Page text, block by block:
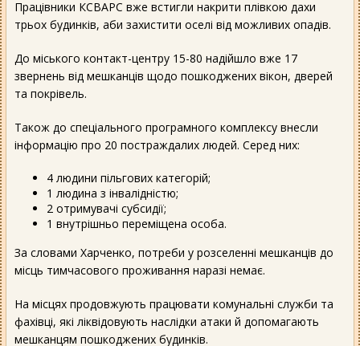
Працівники КСВАРС вже встигли накрити плівкою дахи
трьох будинків, аби захистити оселі від можливих опадів.
До міського контакт-центру 15-80 надійшло вже 17
звернень від мешканців щодо пошкоджених вікон, дверей
та покрівель.
Також до спеціального програмного комплексу внесли
інформацію про 20 постраждалих людей. Серед них:
4 людини пільгових категорій;
1 людина з інвалідністю;
2 отримувачі субсидії;
1 внутрішньо переміщена особа.
За словами Харченко, потреби у розселенні мешканців до
місць тимчасового проживання наразі немає.
На місцях продовжують працювати комунальні служби та
фахівці, які ліквідовують наслідки атаки й допомагають
мешканцям пошкоджених будинків.